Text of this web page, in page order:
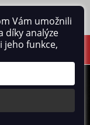
Vám umožnili
díky analýze
jeho funkce,